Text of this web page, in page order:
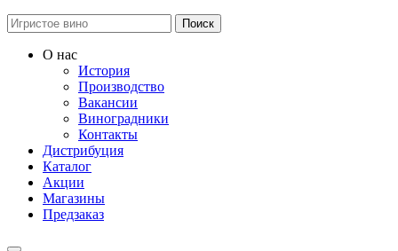
Поиск
О нас
История
Производство
Вакансии
Виноградники
Контакты
Дистрибуция
Каталог
Акции
Магазины
Предзаказ